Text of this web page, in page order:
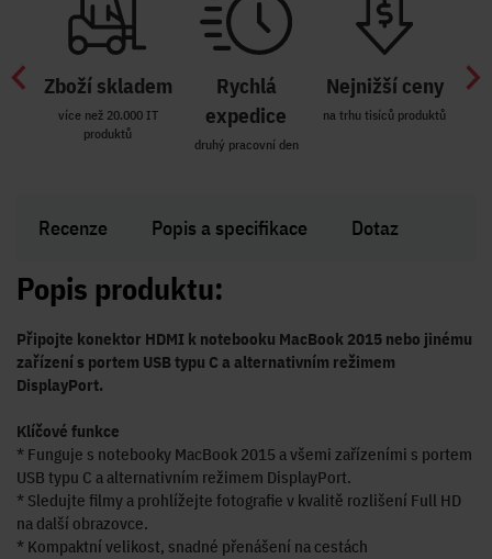
Zboží skladem
více než 20.000 IT
produktů
Rychlá
expedice
druhý pracovní den
Nejnižší ceny
na trhu tisíců produktů
Recenze Popis a specifikace Dotaz
Popis produktu:
Připojte konektor HDMI k notebooku MacBook 2015 nebo jinému
zařízení s portem USB typu C a alternativním režimem
DisplayPort.
Klíčové funkce
* Funguje s notebooky MacBook 2015 a všemi zařízeními s portem
USB typu C a alternativním režimem DisplayPort.
* Sledujte filmy a prohlížejte fotografie v kvalitě rozlišení Full HD
na další obrazovce.
* Kompaktní velikost, snadné přenášení na cestách